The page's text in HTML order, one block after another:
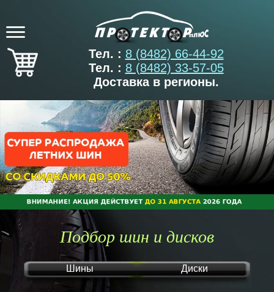
Тел. : 8 (8482) 66-44-92
Тел. : 8 (8482) 33-57-05
Доставка в регионы.
Подбор шин и дисков
Шины Диски